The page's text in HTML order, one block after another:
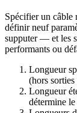
Spécifier un câble
définir neuf
supputer — et les
performants ou
Longueur
(hors
Longueur
détermine